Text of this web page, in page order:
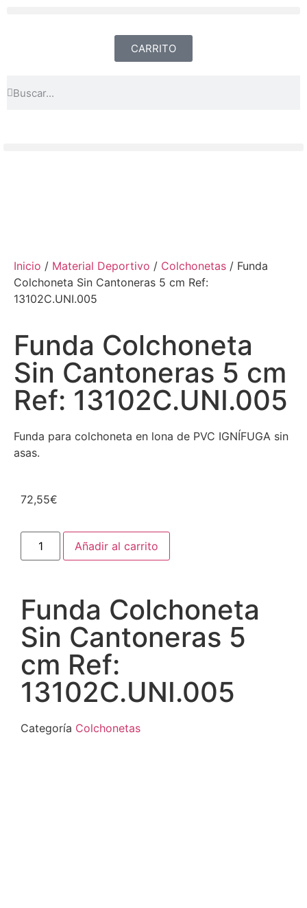
CARRITO
Inicio / Material Deportivo / Colchonetas / Funda
Colchoneta Sin Cantoneras 5 cm Ref:
13102C.UNI.005
Funda Colchoneta
Sin Cantoneras 5 cm
Ref: 13102C.UNI.005
Funda para colchoneta en lona de PVC IGNÍFUGA sin
asas.
72,55€
Añadir al carrito
Funda Colchoneta
Sin Cantoneras 5
cm Ref:
13102C.UNI.005
Categoría Colchonetas